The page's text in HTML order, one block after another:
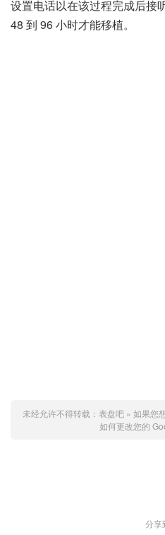
设置电话以在该过程完成后接
48 到 96 小时才能移植。
未经允许不得转载： 表盘吧» 如果您
如何更改您的
分享